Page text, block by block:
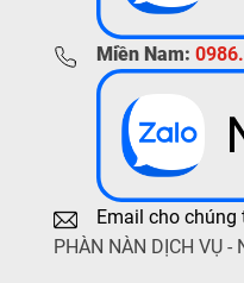
Miền Nam:
Email cho chúng
PHÀN NÀN DỊCH VỤ -